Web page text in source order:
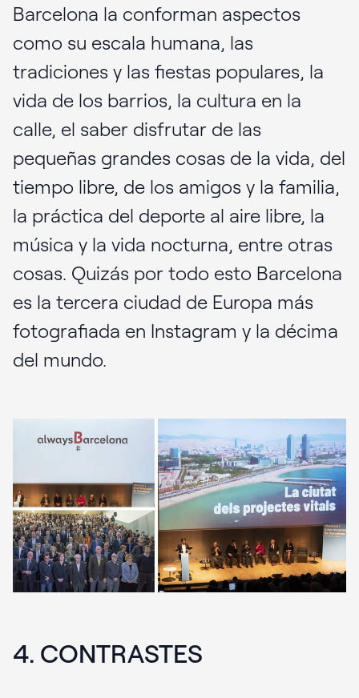
Barcelona la conforman aspectos
como su escala humana, las
tradiciones y las fiestas populares, la
vida de los barrios, la cultura en la
calle, el saber disfrutar de las
pequeñas grandes cosas de la vida, del
tiempo libre, de los amigos y la familia,
la práctica del deporte al aire libre, la
música y la vida nocturna, entre otras
cosas. Quizás por todo esto Barcelona
es la tercera ciudad de Europa más
fotografiada en Instagram y la décima
del mundo.
4. CONTRASTES